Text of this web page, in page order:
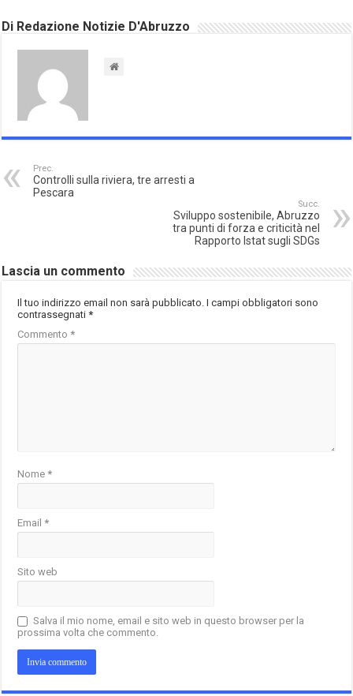
Di Redazione Notizie D'Abruzzo
Prec.
Controlli sulla riviera, tre arresti a
Pescara
Succ.
Sviluppo sostenibile, Abruzzo
tra punti di forza e criticità nel
Rapporto Istat sugli SDGs
Lascia un commento
Il tuo indirizzo email non sarà pubblicato. I campi obbligatori sono
contrassegnati*
Commento*
Nome*
Email*
Sito web
Salva il mio nome, email e sito web in questo browser per la
prossima volta che commento.